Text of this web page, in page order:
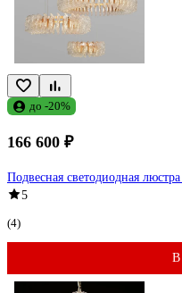
до -20%
166 600 ₽
Подвесная светодиодная
5
(4)
В